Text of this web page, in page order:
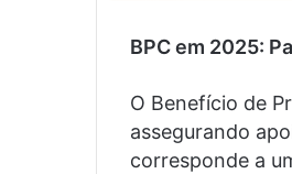
BPC em 2025:
O Benefício de
assegurando
corresponde a